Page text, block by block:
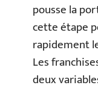
pousse la
cette étape
rapidement
Les
deux